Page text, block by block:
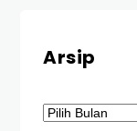
Arsip
Arsip